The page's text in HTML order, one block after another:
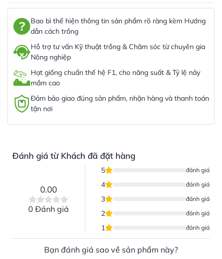
Bao bì thể hiện thông tin sản phẩm rõ ràng kèm Hướng
dẫn cách trồng
Hỗ trợ tư vấn Kỹ thuật trồng & Chăm sóc từ chuyên gia
Nông nghiệp
Hạt giống chuẩn thế hệ F1, cho năng suất & Tỷ lệ nảy
mầm cao
Đảm bảo giao đúng sản phẩm, nhận hàng và thanh toán
tận nơi
Đánh giá từ Khách đã đặt hàng
0.00
0 Đánh giá
5 đánh giá
4 đánh giá
3 đánh giá
2 đánh giá
1 đánh giá
Bạn đánh giá sao về sản phẩm này?